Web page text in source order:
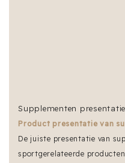
Supplementen presentatie
Product presentatie van
De juiste presentatie van
sportgerelateerde